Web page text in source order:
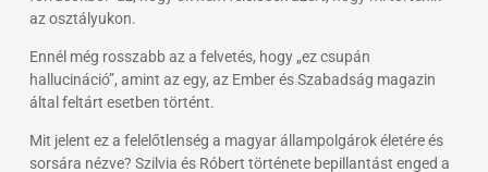
az osztályukon.
Ennél még rosszabb az a felvetés, hogy „ez csupán
hallucináció”, amint az egy, az Ember és Szabadság magazin
által feltárt esetben történt.
Mit jelent ez a felelőtlenség a magyar állampolgárok életére és
sorsára nézve? Szilvia és Róbert története bepillantást enged a